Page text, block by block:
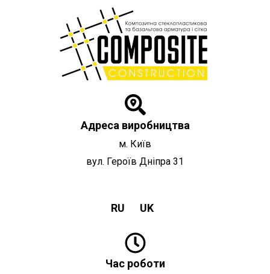
Адреса виробництва
м. Київ
вул. Героїв Дніпра 31
RU UK
Час роботи